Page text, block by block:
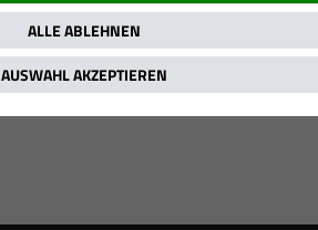
ALLE ABLEHNEN
AUSWAHL AKZEPTIEREN